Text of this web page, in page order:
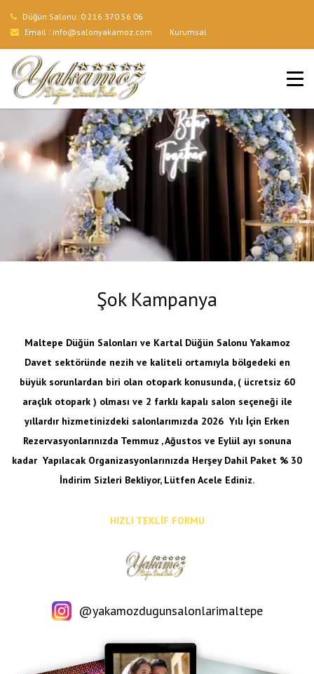
Düğün Salonu: 0 216 370 56 06
Email : info@salonyakamoz.com Kurumsal
ANA SAYFA
HIZMETLERIMIZ
MENÜLER
GALERI
BLOG
İLETIŞIM
Şok Kampanya
Maltepe Düğün Salonları ve Kartal Düğün Salonu Yakamoz
Davet sektöründe nezih ve kaliteli ortamıyla bölgedeki en
büyük sorunlardan biri olan otopark konusunda, ( ücretsiz 60
araçlık otopark ) olması ve 2 farklı kapalı salon seçeneği ile
yıllardır hizmetinizdeki salonlarımızda 2026 Yılı İçin Erken
Rezervasyonlarınızda Temmuz , Ağustos ve Eylül ayı sonuna
kadar Yapılacak Organizasyonlarınızda Herşey Dahil Paket % 30
İndirim Sizleri Bekliyor, Lütfen Acele Ediniz.
HIZLI TEKLİF FORMU
@yakamozdugunsalonlarimaltepe